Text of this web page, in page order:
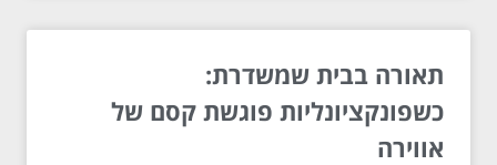
תאורה בבית שמשדרת:
כשפונקציונליות פוגשת קסם של
אווירה